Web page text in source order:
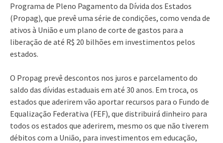
Programa de Pleno Pagamento da Dívida dos Estados
(Propag), que prevê uma série de condições, como venda de
ativos à União e um plano de corte de gastos para a
liberação de até R$ 20 bilhões em investimentos pelos
estados.
O Propag prevê descontos nos juros e parcelamento do
saldo das dívidas estaduais em até 30 anos. Em troca, os
estados que aderirem vão aportar recursos para o Fundo de
Equalização Federativa (FEF), que distribuirá dinheiro para
todos os estados que aderirem, mesmo os que não tiverem
débitos com a União, para investimentos em educação,